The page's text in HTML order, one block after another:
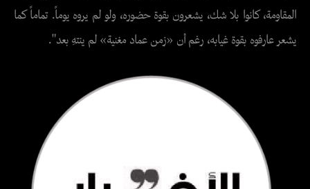
المقاومة، كانوا بلا شك، يشعرون بقوة حضوره، ولو لم يروه يوماً. تماماً كما
يشعر عارفوه بقوة غيابه، رغم أن «زمن عماد مغنية» لم ينتهِ بعد".